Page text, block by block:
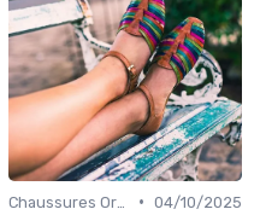
• 04/10/2025